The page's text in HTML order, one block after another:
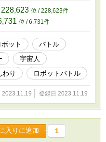
228,623 位 / 228,623件
位 / 6,731件
ット
バトル
宇宙人
わり ロボットバトル
2023.11.19 登録日 2023.11.19
入りに追加 1